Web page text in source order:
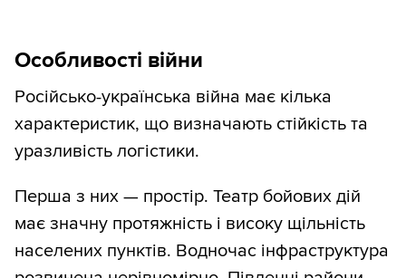
Особливості війни
Російсько-українська війна має кілька
характеристик, що визначають стійкість та
уразливість логістики.
Перша з них — простір. Театр бойових дій
має значну протяжність і високу щільність
населених пунктів. Водночас інфраструктура